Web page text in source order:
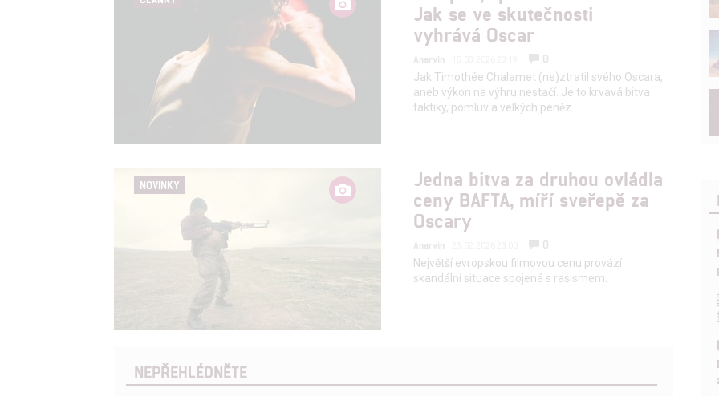
Jak se ve skutečnosti
vyhrává Oscar
Anarvin
0
Jak Timothée Chalamet (ne)ztratil svého Oscara,
aneb výkon na výhru nestačí. Je to krvavá bitva
taktiky, pomluv a velkých peněz.
NOVINKY
Jedna bitva za druhou ovládla
ceny BAFTA, míří sveřepě za
Oscary
Anarvin
0
Největší evropskou filmovou cenu provází
skandální situace spojená s rasismem.
NEPŘEHLÉDNĚTE